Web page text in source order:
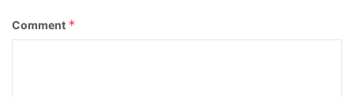
Comment *